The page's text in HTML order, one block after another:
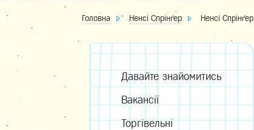
Головна Ненсі Спрінґер Ненсі Спрінґер
Давайте знайомитись
Вакансії
Торгівельні